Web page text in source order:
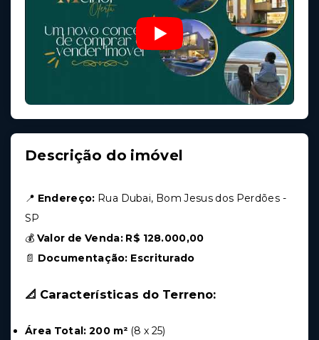
Descrição do imóvel
📍 Endereço: Rua Dubai, Bom Jesus dos Perdões -
SP
💰 Valor de Venda: R$ 128.000,00
📄 Documentação: Escriturado
📐 Características do Terreno:
Área Total: 200 m² (8 x 25)